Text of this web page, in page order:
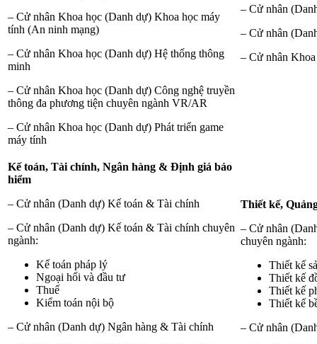
– Cử nhân Khoa học (Danh dự) Khoa học máy
tính (An ninh mạng)
– Cử nhân Khoa học (Danh dự) Hệ thống thông
minh
– Cử nhân Khoa học (Danh dự) Công nghệ truyền
thông đa phương tiện chuyên ngành VR/AR
– Cử nhân Khoa học (Danh dự) Phát triển game
máy tính
– Cử nhân
– Cử nhân
– Cử nhân
Kế toán, Tài chính, Ngân hàng & Định giá bảo
hiểm
– Cử nhân (Danh dự) Kế toán & Tài chính
– Cử nhân (Danh dự) Kế toán & Tài chính chuyên
ngành:
Kế toán pháp lý
Ngoại hối và đầu tư
Thuế
Kiểm toán nội bộ
– Cử nhân (Danh dự) Ngân hàng & Tài chính
Thiết kế,
– Cử nhân
chuyên ngành:
Thiết kế
Thiết kế
Thiết kế
Thiết kế
– Cử nhân